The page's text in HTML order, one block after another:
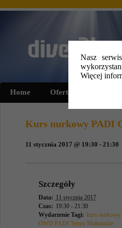
Nasz
Więcej
Home Oferta
Kurs nurkowy PADI
11 stycznia 2017 @ 19:30 - 21:30
Wydarzenie
Szczegóły
Data: 11 stycznia 2017
Czas: 19:30 - 21:30
Wydarzenie Tagi: kurs nurkowy
OWD PADI Termy Maltańskie